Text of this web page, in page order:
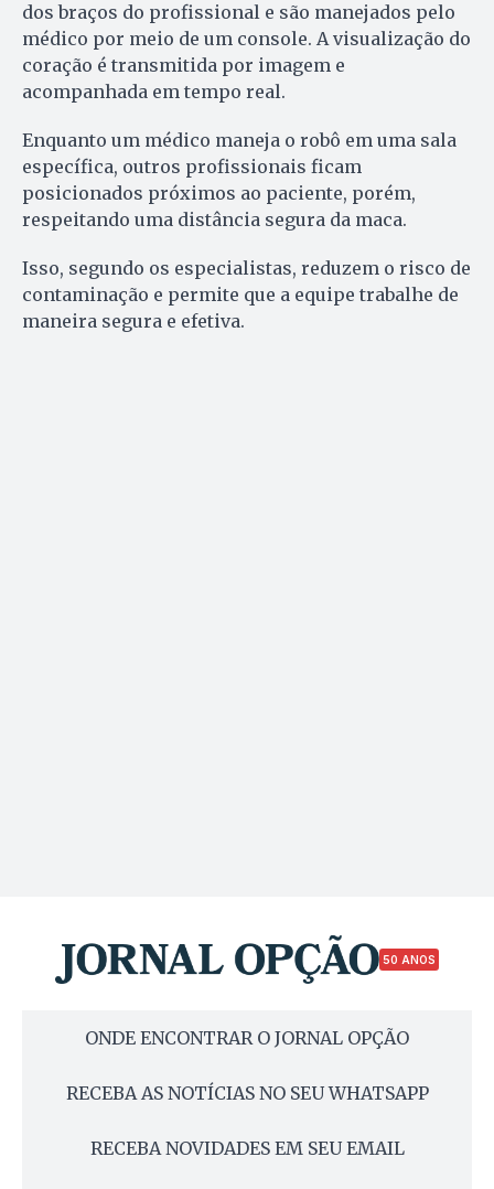
dos braços do profissional e são manejados pelo
médico por meio de um console. A visualização do
coração é transmitida por imagem e
acompanhada em tempo real.
Enquanto um médico maneja o robô em uma sala
específica, outros profissionais ficam
posicionados próximos ao paciente, porém,
respeitando uma distância segura da maca.
Isso, segundo os especialistas, reduzem o risco de
contaminação e permite que a equipe trabalhe de
maneira segura e efetiva.
50 ANOS
ONDE ENCONTRAR O JORNAL OPÇÃO
RECEBA AS NOTÍCIAS NO SEU WHATSAPP
RECEBA NOVIDADES EM SEU EMAIL